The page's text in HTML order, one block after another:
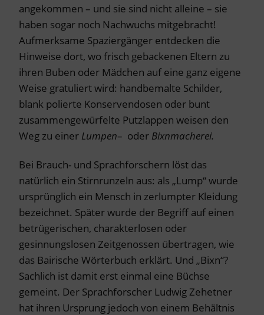
angekommen – und sie sind nicht alleine – sie
haben sogar noch Nachwuchs mitgebracht!
Aufmerksame Spaziergänger entdecken die
Hinweise dort, wo frisch gebackenen Eltern zu
ihren Buben oder Mädchen auf eine ganz eigene
Weise gratuliert wird: handbemalte Schilder,
blank polierte Konservendosen oder bunt
zusammengewürfelte Putzlappen weisen den
Weg zu einer Lumpen– oder Bixnmacherei.
Bei Brauch- und Sprachforschern löst das
natürlich ein Stirnrunzeln aus: als „Lump“ wurde
ursprünglich ein Mensch in zerlumpter Kleidung
bezeichnet. Später wurde der Begriff auf einen
betrügerischen, charakterlosen oder
gesinnungslosen Zeitgenossen übertragen, wie
das Bairische Wörterbuch erklärt. Und „Bixn“?
Sachlich ist damit erst einmal eine Büchse
gemeint. Der Sprachforscher Ludwig Zehetner
hat ihren Ursprung jedoch von einem Behältnis